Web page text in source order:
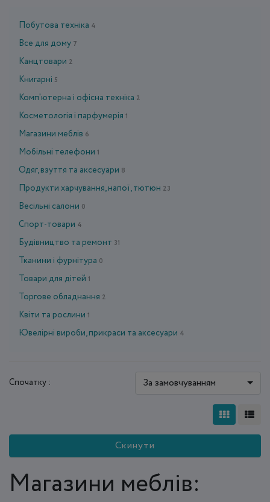
Побутова техніка 4
Все для дому 7
Канцтовари 2
Книгарні 5
Комп'ютерна і офісна техніка 2
Косметологія і парфумерія 1
Магазини меблів 6
Мобільні телефони 1
Одяг, взуття та аксесуари 8
Продукти харчування, напої, тютюн 23
Весільні салони 0
Спорт-товари 4
Будівництво та ремонт 31
Тканини і фурнітура 0
Товари для дітей 1
Торгове обладнання 2
Квіти та рослини 1
Ювелірні вироби, прикраси та аксесуари 4
Спочатку : За замовчуванням
Скинути
Магазини меблів: